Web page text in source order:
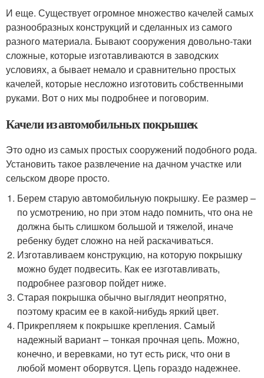
И еще. Существует огромное множество качелей самых
разнообразных конструкций и сделанных из самого
разного материала. Бывают сооружения довольно-таки
сложные, которые изготавливаются в заводских
условиях, а бывает немало и сравнительно простых
качелей, которые несложно изготовить собственными
руками. Вот о них мы подробнее и поговорим.
Качели из автомобильных покрышек
Это одно из самых простых сооружений подобного рода.
Установить такое развлечение на дачном участке или
сельском дворе просто.
Берем старую автомобильную покрышку. Ее размер –
по усмотрению, но при этом надо помнить, что она не
должна быть слишком большой и тяжелой, иначе
ребенку будет сложно на ней раскачиваться.
Изготавливаем конструкцию, на которую покрышку
можно будет подвесить. Как ее изготавливать,
подробнее разговор пойдет ниже.
Старая покрышка обычно выглядит неопрятно,
поэтому красим ее в какой-нибудь яркий цвет.
Прикрепляем к покрышке крепления. Самый
надежный вариант – тонкая прочная цепь. Можно,
конечно, и веревками, но тут есть риск, что они в
любой момент оборвутся. Цепь гораздо надежнее.